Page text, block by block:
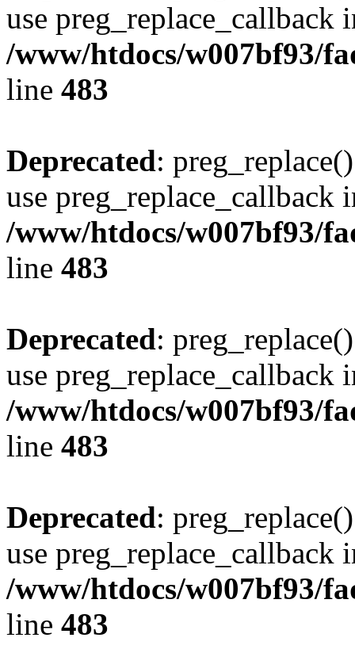
use preg_replace_callback
/www/htdocs/w007bf93/
line 483
Deprecated:
use preg_replace_callback
/www/htdocs/w007bf93/
line 483
Deprecated:
use preg_replace_callback
/www/htdocs/w007bf93/
line 483
Deprecated:
use preg_replace_callback
/www/htdocs/w007bf93/
line 483